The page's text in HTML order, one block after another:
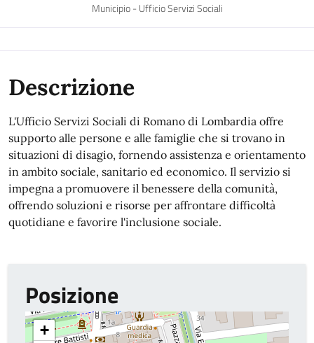
Municipio - Ufficio Servizi Sociali
Descrizione
L'Ufficio Servizi Sociali di Romano di Lombardia offre
supporto alle persone e alle famiglie che si trovano in
situazioni di disagio, fornendo assistenza e orientamento
in ambito sociale, sanitario ed economico. Il servizio si
impegna a promuovere il benessere della comunità,
offrendo soluzioni e risorse per affrontare difficoltà
quotidiane e favorire l'inclusione sociale.
Posizione
+